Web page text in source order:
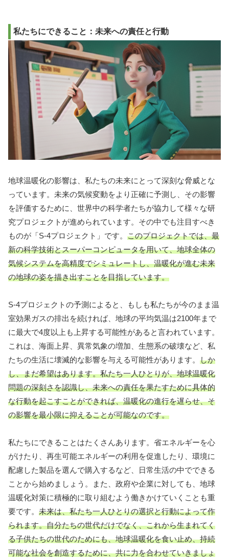
私たちにできること：未来への責任と行動
地球温暖化の影響は、私たちの未来にとって深刻な脅威とな
っています。未来の気候変動をより正確に予測し、その影響
を評価するために、世界中の科学者たちが協力して様々な研
究プロジェクトが進められています。その中でも注目すべき
ものが「S-4プロジェクト」です。 このプロジェクトでは、最
新の科学技術とスーパーコンピュータを用いて、地球全体の
気候システムを高精度でシミュレートし、温暖化が進む未来
の地球の姿を描き出すことを目指しています。
S-4プロジェクトの予測によると、もしも私たちが今のまま温
室効果ガスの排出を続ければ、地球の平均気温は2100年まで
に最大で4度以上も上昇する可能性があると言われています。
これは、海面上昇、異常気象の増加、生態系の破壊など、私
たちの生活に壊滅的な影響を与える可能性があります。 しか
し、まだ希望はあります。私たち一人ひとりが、地球温暖化
問題の深刻さを認識し、未来への責任を果たすために具体的
な行動を起こすことができれば、温暖化の進行を遅らせ、そ
の影響を最小限に抑えることが可能なのです。
私たちにできることはたくさんあります。省エネルギーを心
がけたり、再生可能エネルギーの利用を促進したり、環境に
配慮した製品を選んで購入するなど、日常生活の中でできる
ことから始めましょう。また、政府や企業に対しても、地球
温暖化対策に積極的に取り組むよう働きかけていくことも重
要です。 未来は、私たち一人ひとりの選択と行動によって作
られます。自分たちの世代だけでなく、これから生まれてく
る子供たちの世代のためにも、地球温暖化を食い止め、持続
可能な社会を創造するために、共に力を合わせていきましょ